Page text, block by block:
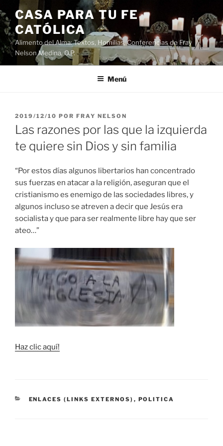
Saltar
al
contenido
CASA PARA TU FE
CATÓLICA
Alimento del Alma: Textos, Homilias, Conferencias de Fray
Nelson Medina, O.P.
Menú
PUBLICADO
EL
2019/12/10 POR FRAY NELSON
Las razones por las que la izquierda
te quiere sin Dios y sin familia
“Por estos días algunos libertarios han concentrado
sus fuerzas en atacar a la religión, aseguran que el
cristianismo es enemigo de las sociedades libres, y
algunos incluso se atreven a decir que Jesús era
socialista y que para ser realmente libre hay que ser
ateo…”
Haz clic aquí!
CATEGORÍAS
ENLACES (LINKS EXTERNOS) , POLITICA